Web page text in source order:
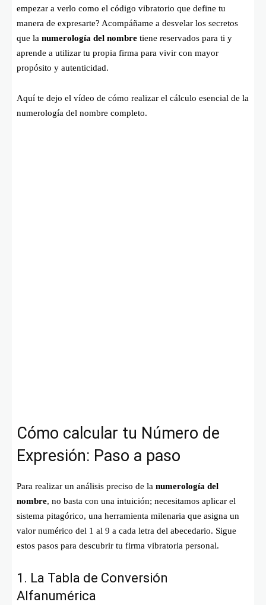
empezar a verlo como el código vibratorio que define tu
manera de expresarte? Acompáñame a desvelar los secretos
que la numerología del nombre tiene reservados para ti y
aprende a utilizar tu propia firma para vivir con mayor
propósito y autenticidad.
Aquí te dejo el vídeo de cómo realizar el cálculo esencial de la
numerología del nombre completo.
Cómo calcular tu Número de
Expresión: Paso a paso
Para realizar un análisis preciso de la numerología del
nombre, no basta con una intuición; necesitamos aplicar el
sistema pitagórico, una herramienta milenaria que asigna un
valor numérico del 1 al 9 a cada letra del abecedario. Sigue
estos pasos para descubrir tu firma vibratoria personal.
1. La Tabla de Conversión
Alfanumérica